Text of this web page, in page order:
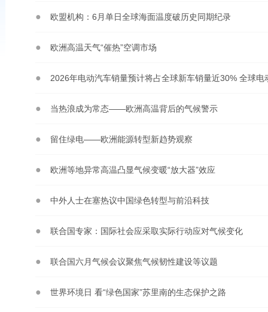
欧盟机构：6月单日全球海面温度破历史同期纪录
欧洲高温天气“催热”空调市场
当热浪成为常态——欧洲高温背后的气候警示
留住绿电——欧洲能源转型新趋势观察
欧洲等地异常高温凸显气候变暖“放大器”效应
中外人士在塞热议中国绿色转型与前沿科技
联合国专家：国际社会应采取实际行动应对气候变化
联合国六月气候会议聚焦气候韧性建设等议题
世界环境日 看“绿色国家”苏里南的生态保护之路